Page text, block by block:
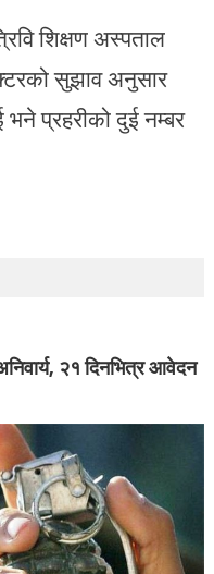
शिक्षण अस्पताल
सुझाव अनुसार
प्रहरीको दुई नम्बर
२१ दिनभित्र आवेदन